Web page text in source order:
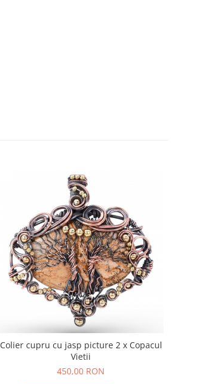
Colier cupru cu jasp picture 2 x Copacul
Vietii
450,00 RON